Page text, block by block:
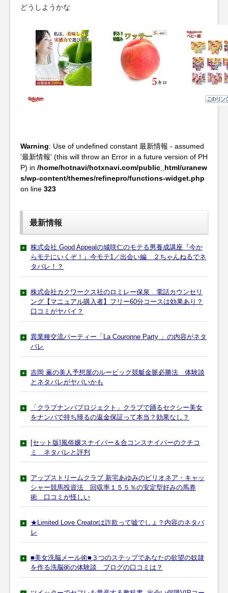
どうしようかな
Warning: Use of undefined constant 最新情報 - assumed
'最新情報' (this will throw an Error in a future version of PH
P) in /home/hotnavi/hotxnavi.com/public_html/uranew
s/wp-content/themes/refinepro/functions-widget.php
on line 323
最新情報
株式会社 Good Appealの城咲仁のモテる男養成講座『今か
らモテにいくぞ！』今モテ1／出会い編 ２ちゃんねるでネ
タバレ！？
株式会社カクワークス社のロミレー保泉 電話カウンセリ
ング【マニュアル購入者】フリー60分コースは効果あり？
口コミがヤバイ？
異業種交流パーティー「La Couronne Party 」の内容がネタ
バレ
吉岡 薫の美人予想屋のルービック競艇金脈必勝法 体験談
とネタバレがヤバいかも
「クラブナンパプロジェクト」クラブで踊るセクシー美女
をナンパで持ち帰るの返金保証って本当？効果なし？
[セット版]風俗嬢スナイパー＆合コンスナイパーのクチコ
ミ ネタバレと評判
アップストリームクラブ 新宅あゆみのビリオネア・キャッ
シャー競馬投資法 回収率１５５％の安定型好みの馬券
術 口コミが怪しい
★Limited Love Creatorは詐欺って嘘でしょ？内容のネタバ
レ
■美女洗脳メール術■３つのステップであなたの欲望の奴隷
を作る洗脳術の体験談 ブログの口コミは？